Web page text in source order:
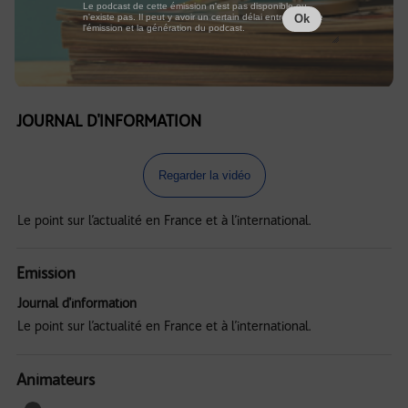
JOURNAL D'INFORMATION
Regarder la vidéo
Le point sur l’actualité en France et à l’international.
Emission
Journal d'information
Le point sur l’actualité en France et à l’international.
Animateurs
Le podcast de cette émission n'est pas disponible ou
n'existe pas. Il peut y avoir un certain délai entre la fin de
l'émission et la génération du podcast.
Ok